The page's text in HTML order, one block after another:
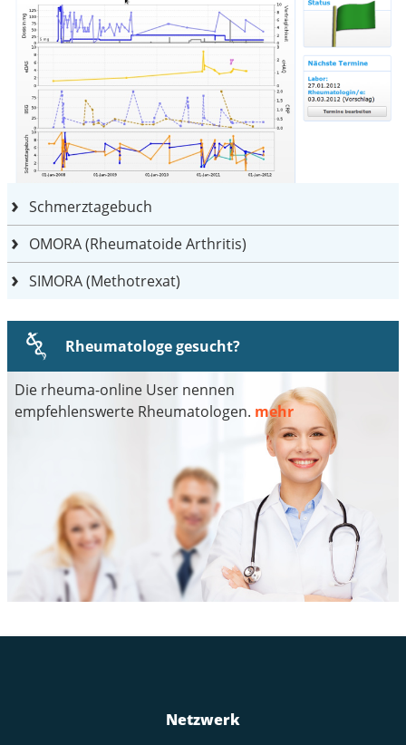
Schmerztagebuch
OMORA (Rheumatoide Arthritis)
SIMORA (Methotrexat)
Rheumatologe gesucht?
Die rheuma-online User nennen
empfehlenswerte Rheumatologen. mehr
Netzwerk